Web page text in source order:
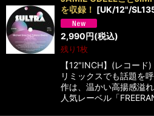
を収録！ [UK/12"/
2,990円(税込)
残り1枚
【12"INCH】(レコード
リミックスでも話題を
作は、温かい高揚感溢
人気レーベル「